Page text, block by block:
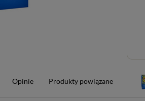
Opinie Produkty powiązane